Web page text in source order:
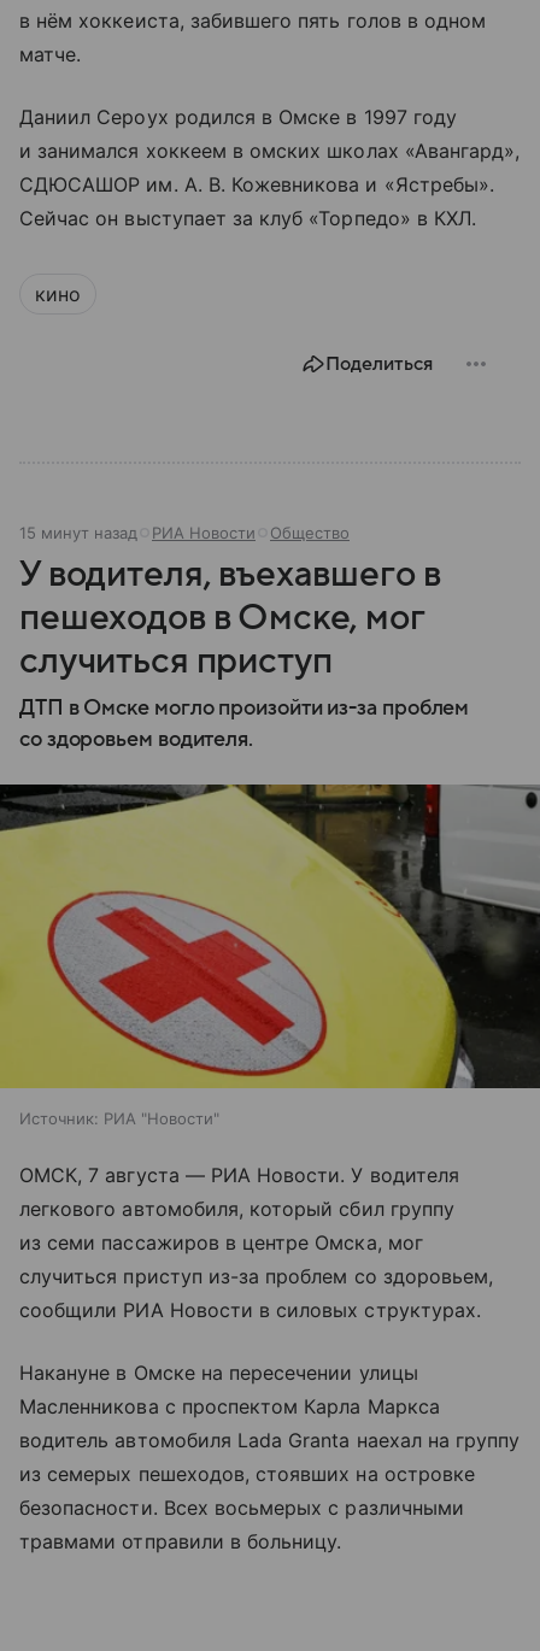
в нём хоккеиста, забившего пять голов в одном
матче.
Даниил Сероух родился в Омске в 1997 году
и занимался хоккеем в омских школах «Авангард»,
СДЮСАШОР им. А. В. Кожевникова и «Ястребы».
Сейчас он выступает за клуб «Торпедо» в КХЛ.
кино
Поделиться
15 минут назад РИА Новости Общество
У водителя, въехавшего в
пешеходов в Омске, мог
случиться приступ
ДТП в Омске могло произойти из-за проблем
со здоровьем водителя.
Источник: РИА "Новости"
ОМСК, 7 августа — РИА Новости. У водителя
легкового автомобиля, который сбил группу
из семи пассажиров в центре Омска, мог
случиться приступ из-за проблем со здоровьем,
сообщили РИА Новости в силовых структурах.
Накануне в Омске на пересечении улицы
Масленникова с проспектом Карла Маркса
водитель автомобиля Lada Granta наехал на группу
из семерых пешеходов, стоявших на островке
безопасности. Всех восьмерых с различными
травмами отправили в больницу.